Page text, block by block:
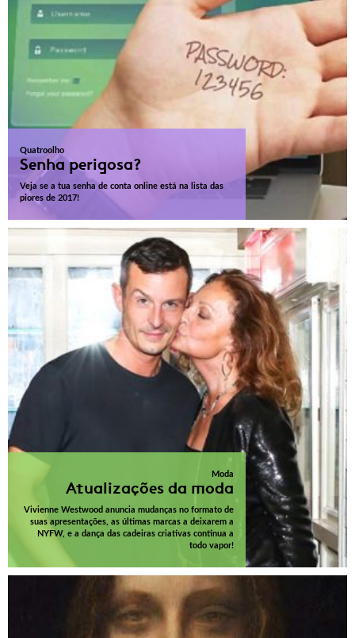
Quatroolho
Senha perigosa?
Veja se a tua senha de conta online está na lista das
piores de 2017!
Moda
Atualizações da moda
Vivienne Westwood anuncia mudanças no formato de
suas apresentações, as últimas marcas a deixarem a
NYFW, e a dança das cadeiras criativas continua a
todo vapor!